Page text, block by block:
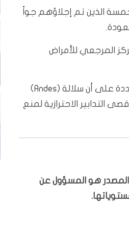
الذين تم إجلاؤهم جواً
المرجعي للأمراض
من جانبها، طمأنت وزيرة الصحة، ستيفاني ريست، الجمهور بأن الوضع ليس مثل كوفيد، مشددة على أن سلالة (Andes)
التدابير الاحترازية لمنع
والمصدر هو المسؤول عن